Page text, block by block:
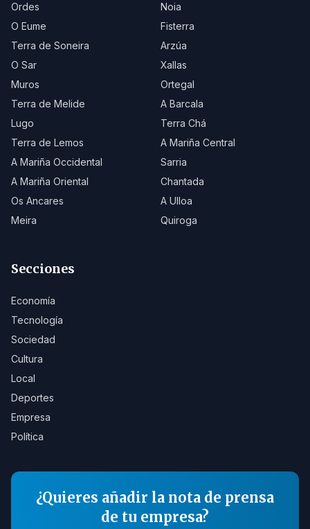
Ordes
Noia
O Eume
Fisterra
Terra de Soneira
Arzúa
O Sar
Xallas
Muros
Ortegal
Terra de Melide
A Barcala
Lugo
Terra Chá
Terra de Lemos
A Mariña Central
A Mariña Occidental
Sarria
A Mariña Oriental
Chantada
Os Ancares
A Ulloa
Meira
Quiroga
Secciones
Economía
Tecnología
Sociedad
Cultura
Local
Deportes
Empresa
Política
¿Quieres añadir la nota de prensa
de tu empresa?